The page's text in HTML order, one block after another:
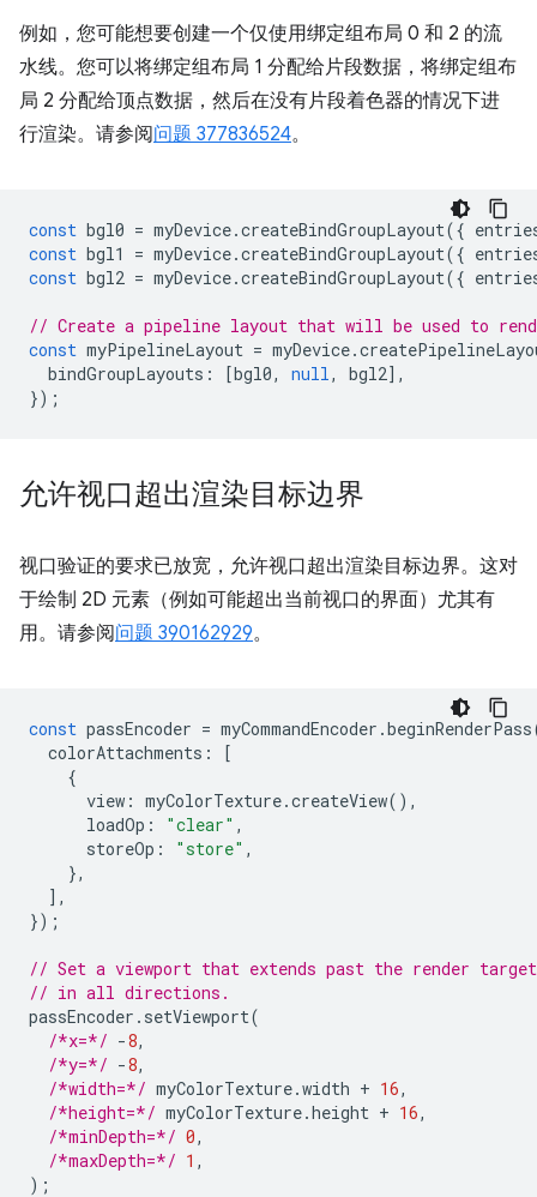
例如，您可能想要创建一个仅使用绑定组布局 0 和 2 的流
水线。您可以将绑定组布局 1 分配给片段数据，将绑定组布
局 2 分配给顶点数据，然后在没有片段着色器的情况下进
行渲染。请参阅问题 377836524。
const bgl0 = myDevice.createBindGroupLayout({
const bgl1 = myDevice.createBindGroupLayout({
const bgl2 = myDevice.createBindGroupLayout({
// Create a pipeline layout that will be used to
const myPipelineLayout = myDevice.
bindGroupLayouts : [bgl0, null, bgl2],
});
允许视口超出渲染目标边界
视口验证的要求已放宽，允许视口超出渲染目标边界。这对
于绘制 2D 元素（例如可能超出当前视口的界面）尤其有
用。请参阅问题 390162929。
const passEncoder = myCommandEncoder .beginRenderPass
colorAttachments :
[
{
view : myColorTexture.createView(),
loadOp : "clear" ,
storeOp : "store" ,
},
],
});
// Set a viewport that extends past the render
// in all directions.
passEncoder . setViewport(
/*x=*/ -8,
/*y=*/ -8,
/*width=*/ myColorTexture.width + 16,
/*height=*/ myColorTexture.height + 16,
/*minDepth=*/ 0,
/*maxDepth=*/ 1 ,
);